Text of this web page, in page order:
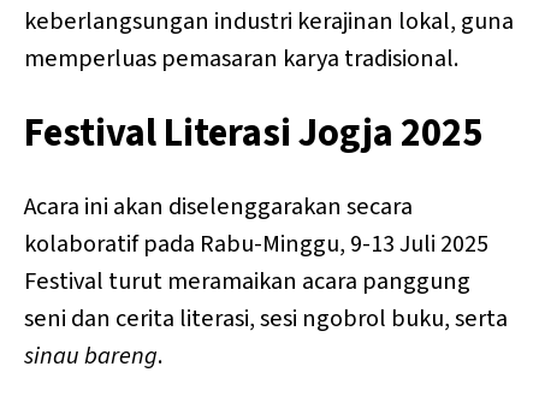
keberlangsungan industri kerajinan lokal, guna
memperluas pemasaran karya tradisional.
Festival Literasi Jogja 2025
Acara ini akan diselenggarakan secara
kolaboratif pada Rabu-Minggu, 9-13 Juli 2025
Festival turut meramaikan acara panggung
seni dan cerita literasi, sesi ngobrol buku, serta
sinau bareng.